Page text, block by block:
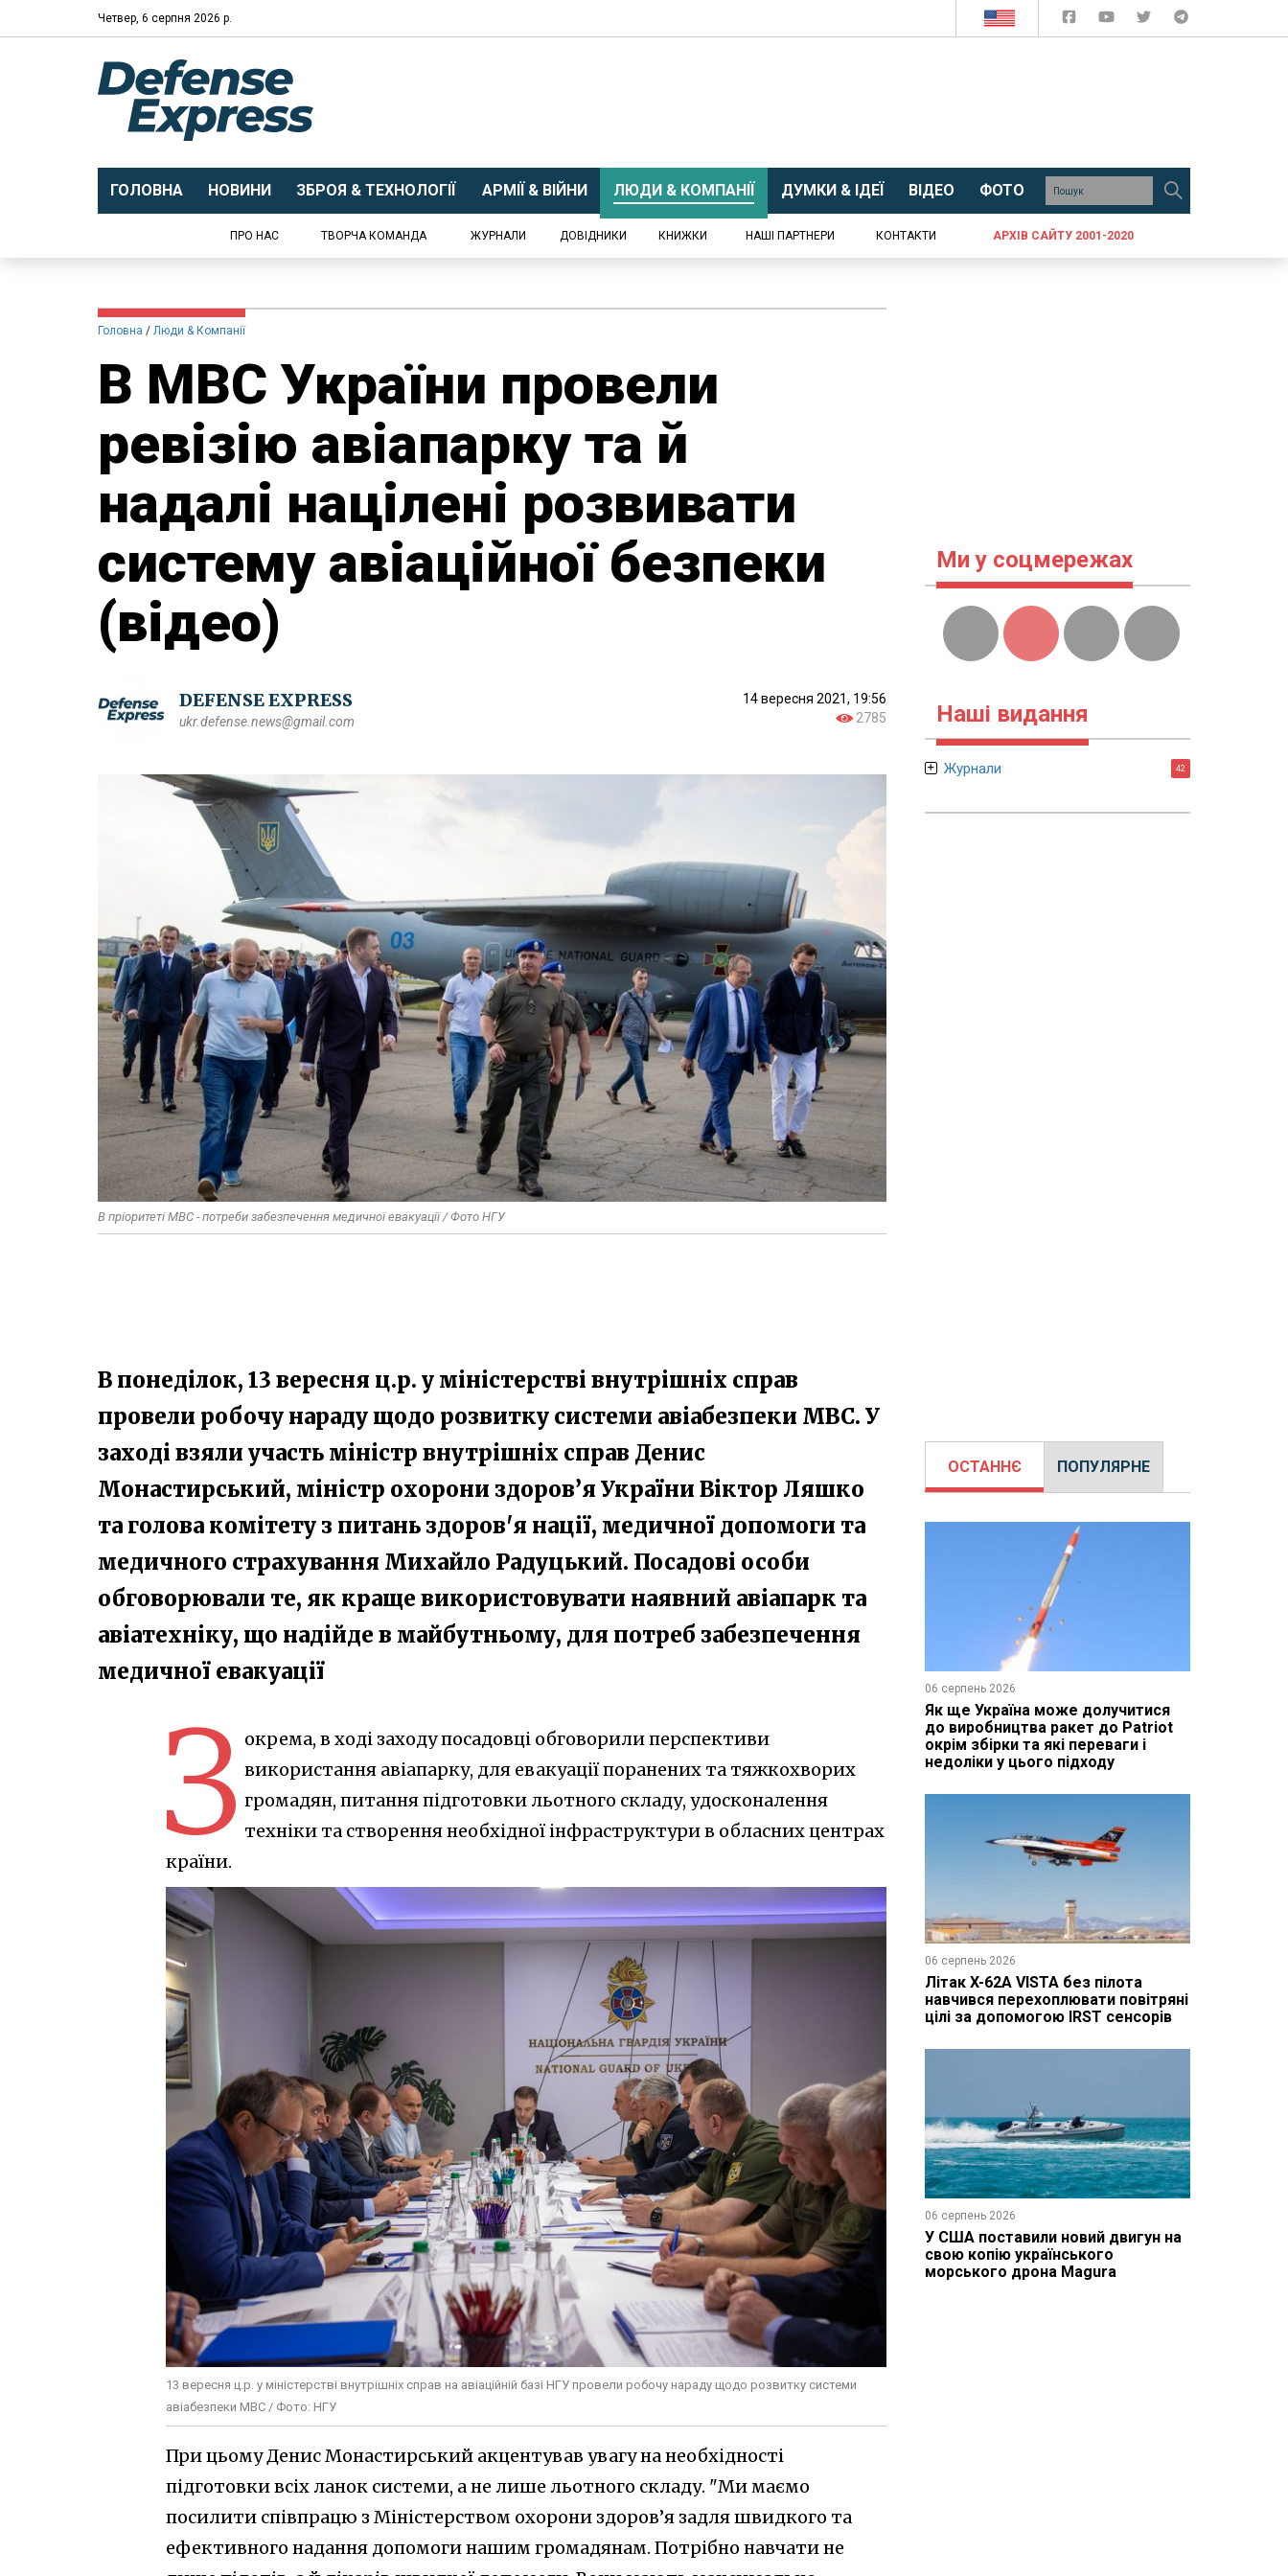
Четвер, 6 серпня 2026 р.
ГОЛОВНА НОВИНИ ЗБРОЯ & ТЕХНОЛОГІЇ АРМІЇ & ВІЙНИ ЛЮДИ & КОМПАНІЇ ДУМКИ & ІДЕЇ ВІДЕО ФОТО
ПРО НАС ТВОРЧА КОМАНДА ЖУРНАЛИ ДОВІДНИКИ КНИЖКИ НАШІ ПАРТНЕРИ КОНТАКТИ АРХІВ САЙТУ 2001-2020
Головна Люди & Компанії
​В МВС України провели
ревізію авіапарку та й
надалі націлені розвивати
систему авіаційної безпеки
(відео)
DEFENSE EXPRESS
ukr.defense.news@gmail.com
14 вересня 2021, 19:56
2785
В пріоритеті МВС - потреби забезпечення медичної евакуації / Фото НГУ
В понеділок, 13 вересня ц.р. у міністерстві внутрішніх справ
провели робочу нараду щодо розвитку системи авіабезпеки МВС. У
заході взяли участь міністр внутрішніх справ Денис
Монастирський, міністр охорони здоров’я України Віктор Ляшко
та голова комітету з питань здоров'я нації, медичної допомоги та
медичного страхування Михайло Радуцький. Посадові особи
обговорювали те, як краще використовувати наявний авіапарк та
авіатехніку, що надійде в майбутньому, для потреб забезпечення
медичної евакуації
З окрема, в ході заходу посадовці обговорили перспективи
використання авіапарку, для евакуації поранених та тяжкохворих
громадян, питання підготовки льотного складу, удосконалення
техніки та створення необхідної інфраструктури в обласних центрах
країни.
13 вересня ц.р. у міністерстві внутрішніх справ на авіаційній базі НГУ провели робочу нараду щодо розвитку системи
авіабезпеки МВС / Фото: НГУ
При цьому Денис Монастирський акцентував увагу на необхідності
підготовки всіх ланок системи, а не лише льотного складу. "Ми маємо
посилити співпрацю з Міністерством охорони здоров’я задля швидкого та
ефективного надання допомоги нашим громадянам. Потрібно навчати не
Ми у соцмережах
Наші видання
Журнали 42
ОСТАННЄ ПОПУЛЯРНЕ
06 серпень 2026
Як ще Україна може долучитися
до виробництва ракет до Patriot
окрім збірки та які переваги і
недоліки у цього підходу
06 серпень 2026
Літак X-62A VISTA без пілота
навчився перехоплювати повітряні
цілі за допомогою IRST сенсорів
06 серпень 2026
У США поставили новий двигун на
свою копію українського
морського дрона Magura